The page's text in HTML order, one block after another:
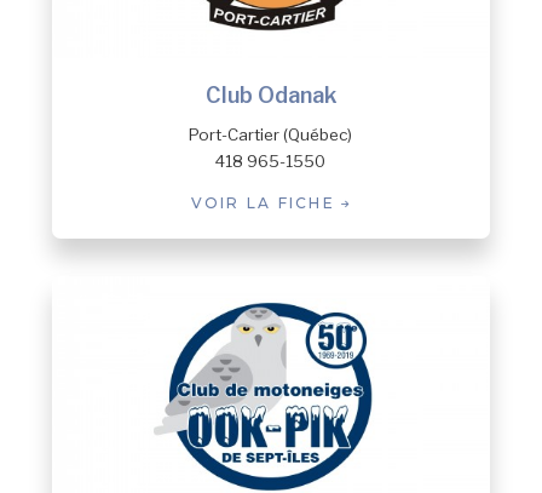
Club Odanak
Port-Cartier (Québec)
418 965-1550
VOIR LA FICHE